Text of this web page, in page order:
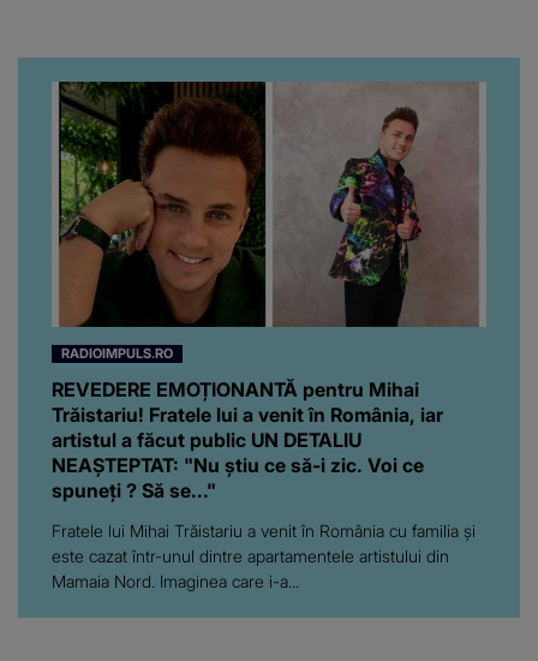
RADIOIMPULS.RO
REVEDERE EMOȚIONANTĂ pentru Mihai
Trăistariu! Fratele lui a venit în România, iar
artistul a făcut public UN DETALIU
NEAȘTEPTAT: "Nu știu ce să-i zic. Voi ce
spuneți ? Să se..."
Fratele lui Mihai Trăistariu a venit în România cu familia și
este cazat într-unul dintre apartamentele artistului din
Mamaia Nord. Imaginea care i-a...